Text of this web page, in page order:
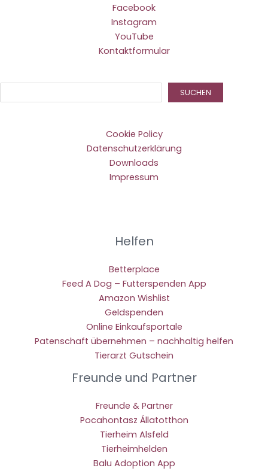
Facebook
Instagram
YouTube
Kontaktformular
SUCHEN
Cookie Policy
Datenschutzerklärung
Downloads
Impressum
Helfen
Betterplace
Feed A Dog – Futterspenden App
Amazon Wishlist
Geldspenden
Online Einkaufsportale
Patenschaft übernehmen – nachhaltig helfen
Tierarzt Gutschein
Freunde und Partner
Freunde & Partner
Pocahontasz Állatotthon
Tierheim Alsfeld
Tierheimhelden
Balu Adoption App